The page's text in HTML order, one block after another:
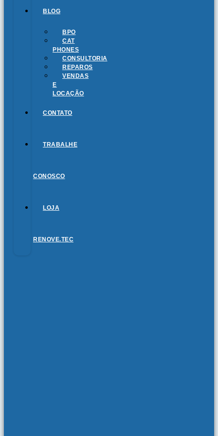
BLOG
BPO
CAT
PHONES
CONSULTORIA
REPAROS
VENDAS
E
LOCAÇÃO
CONTATO
TRABALHE
CONOSCO
LOJA
RENOVE.TEC